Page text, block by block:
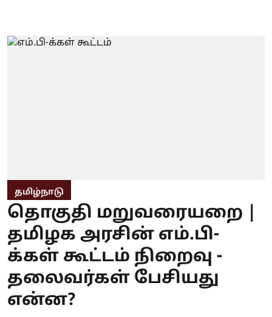
தமிழ்நாடு
தொகுதி மறுவரையறை |
தமிழக அரசின் எம்.பி-
க்கள் கூட்டம் நிறைவு -
தலைவர்கள் பேசியது
என்ன?